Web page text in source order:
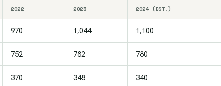
2022 2023 2024 (EST.)
970 1,044 1,100
752 782 780
370 348 340